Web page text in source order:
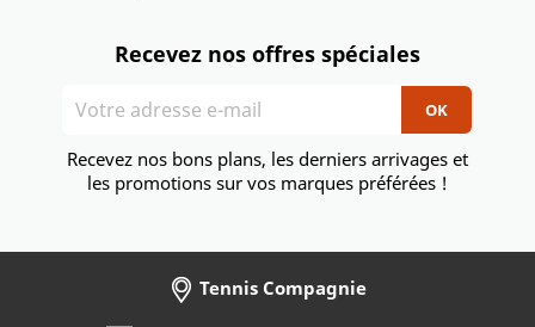
Recevez nos offres spéciales
Recevez nos bons plans, les derniers arrivages et
les promotions sur vos marques préférées !
Tennis Compagnie